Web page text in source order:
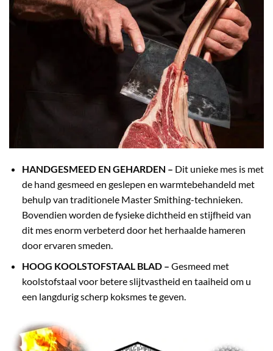
HANDGESMEED EN GEHARDEN – Dit unieke mes is met
de hand gesmeed en geslepen en warmtebehandeld met
behulp van traditionele Master Smithing-technieken.
Bovendien worden de fysieke dichtheid en stijfheid van
dit mes enorm verbeterd door het herhaalde hameren
door ervaren smeden.
HOOG KOOLSTOFSTAAL BLAD – Gesmeed met
koolstofstaal voor betere slijtvastheid en taaiheid om u
een langdurig scherp koksmes te geven.